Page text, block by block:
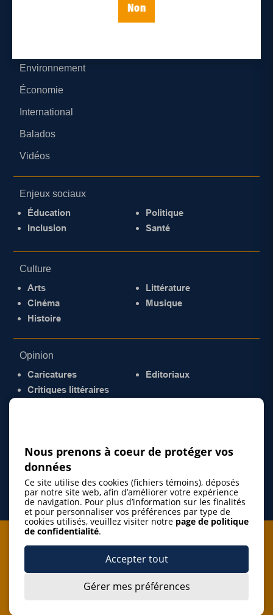
Non
Environnement
Économie
International
Balados
Vidéos
Enjeux sociaux
Éducation
Inclusion
Politique
Santé
Culture
Arts
Cinéma
Histoire
Littérature
Musique
Opinion
Caricatures
Critiques littéraires
Éditoriaux
Je m'abonne à l'infolettre
J’accepte de m’abonner à l’infolettre de La Gazette de la
Nous prenons à coeur de protéger vos
données
Ce site utilise des cookies (fichiers témoins), déposés
par notre site web, afin d’améliorer votre expérience
de navigation. Pour plus d’information sur les finalités
et pour personnaliser vos préférences par type de
cookies utilisés, veuillez visiter notre page de politique
de confidentialité.
Accepter tout
Gérer mes préférences